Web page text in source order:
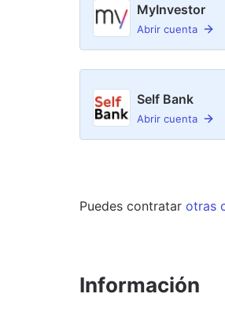
MyInvestor
Abrir cuenta
Self Bank
Abrir cuenta
Puedes contratar otras
Información